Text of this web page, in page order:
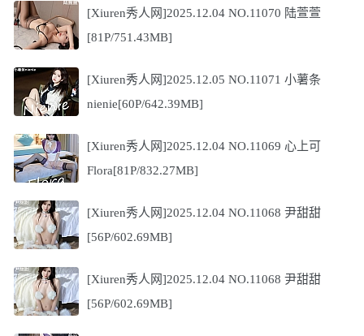
[Xiuren秀人网]2025.12.04 NO.11070 陆萱萱
[81P/751.43MB]
[Xiuren秀人网]2025.12.05 NO.11071 小薯条
nienie[60P/642.39MB]
[Xiuren秀人网]2025.12.04 NO.11069 心上可
Flora[81P/832.27MB]
[Xiuren秀人网]2025.12.04 NO.11068 尹甜甜
[56P/602.69MB]
[Xiuren秀人网]2025.12.04 NO.11068 尹甜甜
[56P/602.69MB]